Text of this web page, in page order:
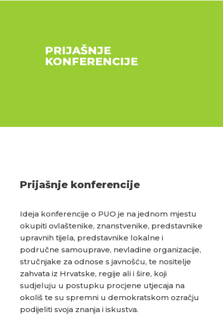
PRIJAŠNJE
KONFERENCIJE
Prijašnje konferencije
Ideja konferencije o PUO je na jednom mjestu
okupiti ovlaštenike, znanstvenike, predstavnike
upravnih tijela, predstavnike lokalne i
područne samouprave, nevladine organizacije,
stručnjake za odnose s javnošću, te nositelje
zahvata iz Hrvatske, regije ali i šire, koji
sudjeluju u postupku procjene utjecaja na
okoliš te su spremni u demokratskom ozračju
podijeliti svoja znanja i iskustva.